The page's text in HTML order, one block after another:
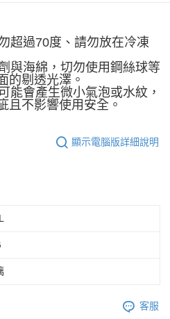
超過70度、 請勿放在冷凍
與海綿，切勿使用鋼絲球等
的剔透光澤。
能會產生微小氣泡或水紋，
且不影響使用安全。
顯示電腦版詳細說明
客服